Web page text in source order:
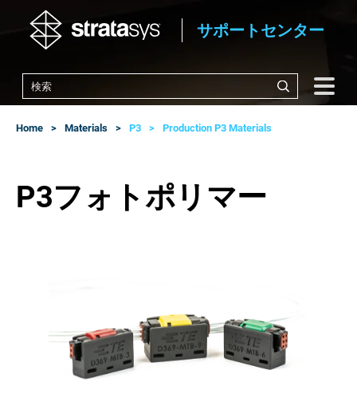
サポートセンター
Home Materials P3 Production P3 Materials
P3フォトポリマー